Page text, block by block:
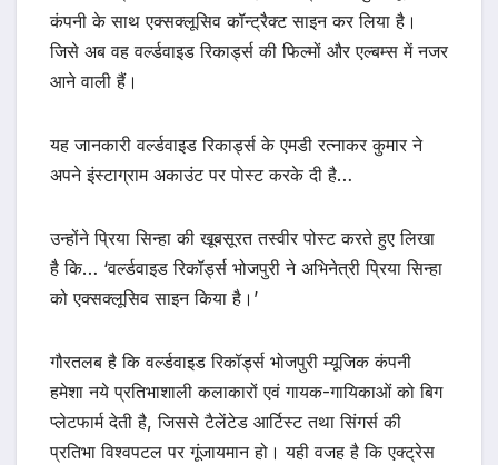
कंपनी के साथ एक्सक्लूसिव कॉन्ट्रैक्ट साइन कर लिया है।
जिसे अब वह वर्ल्डवाइड रिकार्ड्स की फिल्मों और एल्बम्स में नजर
आने वाली हैं।
यह जानकारी वर्ल्डवाइड रिकार्ड्स के एमडी रत्नाकर कुमार ने
अपने इंस्टाग्राम अकाउंट पर पोस्ट करके दी है…
उन्होंने प्रिया सिन्हा की खूबसूरत तस्वीर पोस्ट करते हुए लिखा
है कि… ‘वर्ल्डवाइड रिकॉर्ड्स भोजपुरी ने अभिनेत्री प्रिया सिन्हा
को एक्सक्लूसिव साइन किया है।’
गौरतलब है कि वर्ल्डवाइड रिकॉर्ड्स भोजपुरी म्यूजिक कंपनी
हमेशा नये प्रतिभाशाली कलाकारों एवं गायक-गायिकाओं को बिग
प्लेटफार्म देती है, जिससे टैलेंटेड आर्टिस्ट तथा सिंगर्स की
प्रतिभा विश्वपटल पर गूंजायमान हो। यही वजह है कि एक्ट्रेस